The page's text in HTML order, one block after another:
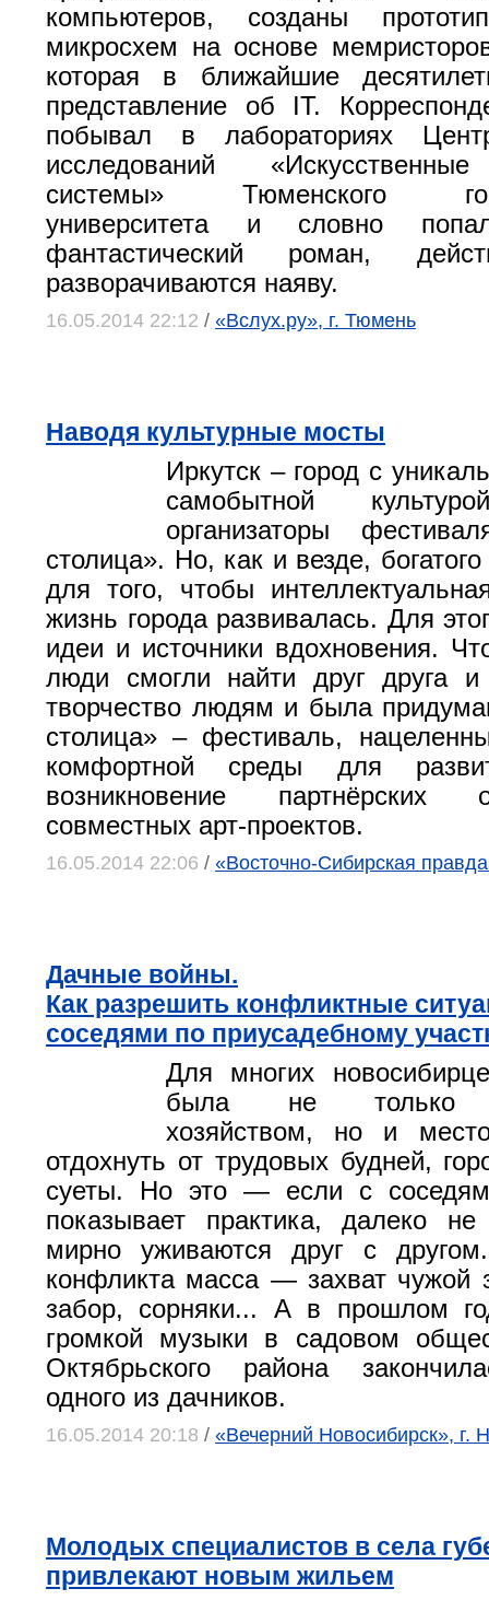
компьютеров, созданы
микросхем на основе
которая в ближайшие
представление об IT.
побывал в лабораториях
исследований
системы» Тюменского
университета и словно
фантастический роман,
разворачиваются наяву.
16.05.2014 22:12 / «Вслух.ру», г. Тюмень
Наводя культурные мосты
Иркутск – город с
самобытной
организаторы
столица». Но, как и везде,
для того, чтобы
жизнь города развивалась. Для
идеи и источники вдохновения.
люди смогли найти друг друга и
творчество людям и была
столица» – фестиваль,
комфортной среды для
возникновение
совместных арт-проектов.
16.05.2014 22:06 / «Восточно-Сибирская
Дачные войны.
Как разрешить конфликтные
соседями по приусадебному
Для многих
была не только
хозяйством, но и
отдохнуть от трудовых будней,
суеты. Но это — если с
показывает практика, далеко
мирно уживаются друг с
конфликта масса — захват чужой
забор, сорняки... А в прошлом
громкой музыки в садовом
Октябрьского района
одного из дачников.
16.05.2014 20:18 / «Вечерний Новосибирск», г.
Молодых специалистов в села
привлекают новым жильем